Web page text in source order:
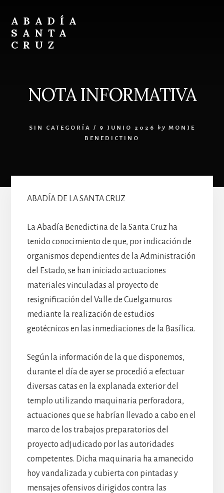
content
footer
ABADÍA
SANTA
CRUZ
NOTA INFORMATIVA
SIN CATEGORÍA / 9 JUNIO 2026 by MONJE
BENEDICTINO
ABADÍA DE LA SANTA CRUZ
La Abadía Benedictina de la Santa Cruz ha
tenido conocimiento de que, por indicación de
organismos dependientes de la Administración
del Estado, se han iniciado actuaciones
materiales vinculadas al proyecto de
resignificación del Valle de Cuelgamuros
mediante la realización de estudios
geotécnicos en las inmediaciones de la Basílica.
Según la información de la que disponemos,
durante el día de ayer se procedió a efectuar
diversas catas en la explanada exterior del
templo utilizando maquinaria perforadora,
actuaciones que se habrían llevado a cabo en el
marco de los trabajos preparatorios del
proyecto adjudicado por las autoridades
competentes. Dicha maquinaria ha amanecido
hoy vandalizada y cubierta con pintadas y
mensajes ofensivos dirigidos contra las